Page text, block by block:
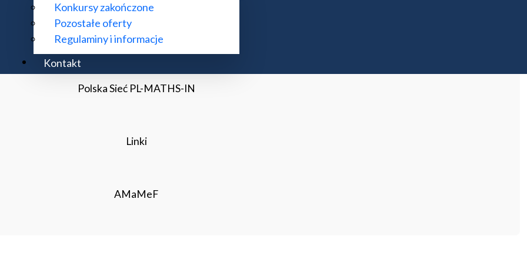
Konkursy zakończone
Pozostałe oferty
Regulaminy i informacje
Kontakt
Konferencje Zastosowań Matematyki
Polska Sieć PL-MATHS-IN
Linki
AMaMeF